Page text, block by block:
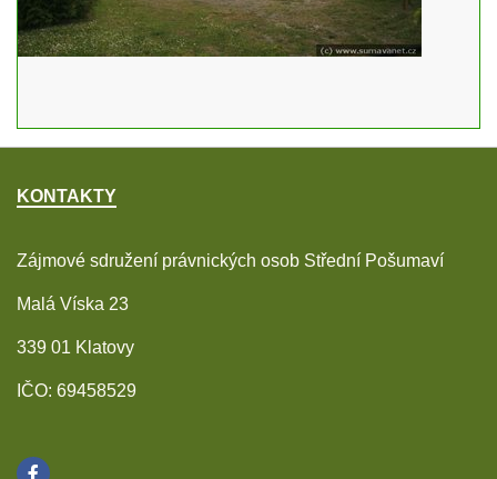
KONTAKTY
Zájmové sdružení právnických osob Střední Pošumaví
Malá Víska 23
339 01 Klatovy
IČO: 69458529